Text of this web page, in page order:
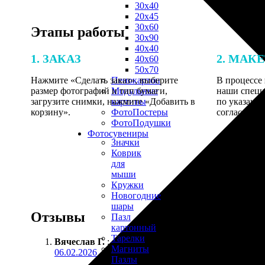
30х40
20х45
30х60
30х90
40х40
40х60
50х70
Пенокартон
Модульные
картины
ФотоПостеры
ФотоПодушки
Фотоcувениры
Значки
Коврик
для
мыши
Кружки
Новогодние
шары
Пазл
картонный
Тарелки
Магниты
Пазлы
Этапы работы
1. ЗАКАЗ
Нажмите «Сделать заказ», выберите
размер фотографий и тип бумаги,
загрузите снимки, нажмите «Добавить в
корзину».
2.
В процессе
наши
по
Отзывы
Вячеслав Г. :
06.02.2026